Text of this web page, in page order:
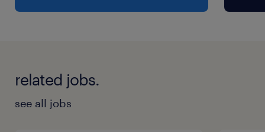
週休2日制（主に日曜＋1日、交替でシフトを組む
related jobs.
see all jobs